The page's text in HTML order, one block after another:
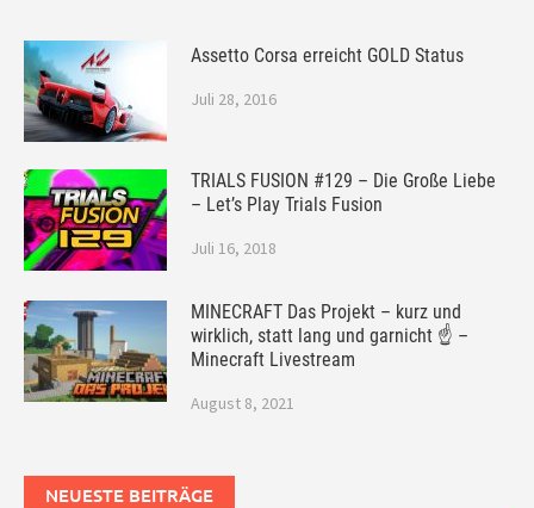
Assetto Corsa erreicht GOLD Status
Juli 28, 2016
TRIALS FUSION #129 – Die Große Liebe
– Let’s Play Trials Fusion
Juli 16, 2018
MINECRAFT Das Projekt – kurz und
wirklich, statt lang und garnicht ☝ –
Minecraft Livestream
August 8, 2021
NEUESTE BEITRÄGE